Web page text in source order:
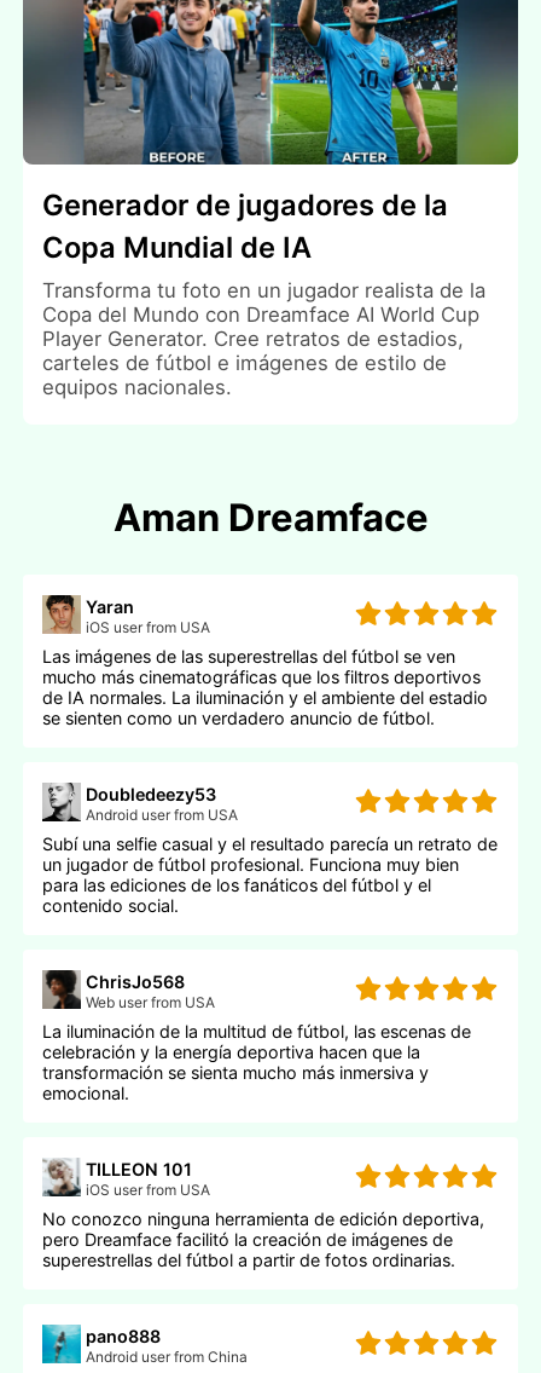
Generador de jugadores de la
Copa Mundial de IA
Transforma tu foto en un jugador realista de la
Copa del Mundo con Dreamface AI World Cup
Player Generator. Cree retratos de estadios,
carteles de fútbol e imágenes de estilo de
equipos nacionales.
Aman Dreamface
Yaran
iOS user from USA
Las imágenes de las superestrellas del fútbol se ven
mucho más cinematográficas que los filtros deportivos
de IA normales. La iluminación y el ambiente del estadio
se sienten como un verdadero anuncio de fútbol.
Doubledeezy53
Android user from USA
Subí una selfie casual y el resultado parecía un retrato de
un jugador de fútbol profesional. Funciona muy bien
para las ediciones de los fanáticos del fútbol y el
contenido social.
ChrisJo568
Web user from USA
La iluminación de la multitud de fútbol, las escenas de
celebración y la energía deportiva hacen que la
transformación se sienta mucho más inmersiva y
emocional.
TILLEON 101
iOS user from USA
No conozco ninguna herramienta de edición deportiva,
pero Dreamface facilitó la creación de imágenes de
superestrellas del fútbol a partir de fotos ordinarias.
pano888
Android user from China